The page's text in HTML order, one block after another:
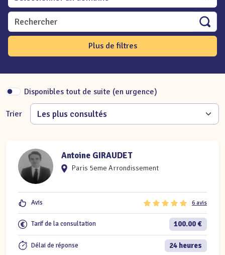
Plus de filtres
Disponibles tout de suite (en urgence)
Trier
Antoine GIRAUDET
Paris 5eme Arrondissement
Avis 6 avis
Tarif de la consultation 100.00 €
Délai de réponse 24 heures